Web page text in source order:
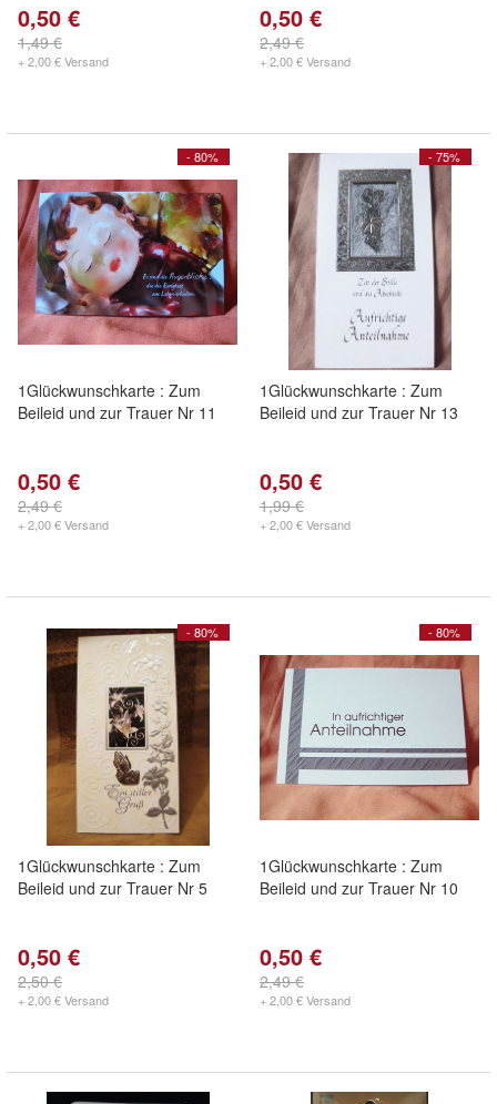
0,50 €
1,49 €
+ 2,00 € Versand
0,50 €
2,49 €
+ 2,00 € Versand
- 80%
1Glückwunschkarte : Zum
Beileid und zur Trauer Nr 11
0,50 €
2,49 €
+ 2,00 € Versand
- 75%
1Glückwunschkarte : Zum
Beileid und zur Trauer Nr 13
0,50 €
1,99 €
+ 2,00 € Versand
- 80%
1Glückwunschkarte : Zum
Beileid und zur Trauer Nr 5
0,50 €
2,50 €
+ 2,00 € Versand
- 80%
1Glückwunschkarte : Zum
Beileid und zur Trauer Nr 10
0,50 €
2,49 €
+ 2,00 € Versand